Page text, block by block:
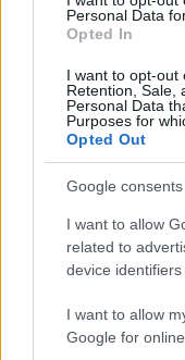
Personal Data
Opted In
I want to opt-out
Retention, Sale,
Personal Data
Purposes for
Opted Out
Google consents
I want to allow
related to
device identifiers
I want to allow
Google for
13 éve
Csak 9000000 ott? :D
muzoffru
13 éve
A cikk címe
ugyanekkor lesz a